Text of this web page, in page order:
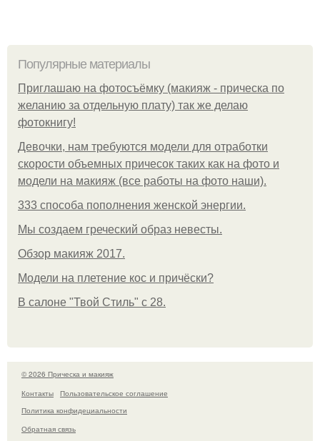
Популярные материалы
Приглашаю на фотосъёмку (макияж - прическа по
желанию за отдельную плату) так же делаю
фотокнигу!
Девочки, нам требуются модели для отработки
скорости объемных причесок таких как на фото и
модели на макияж (все работы на фото наши).
333 способа пополнения женской энергии.
Мы создаем греческий образ невесты.
Обзор макияж 2017.
Модели на плетение кос и причёски?
В салоне "Твой Стиль" с 28.
© 2026 Прическа и макияж
Контакты
Пользовательское соглашение
Политика конфидециальности
Обратная связь